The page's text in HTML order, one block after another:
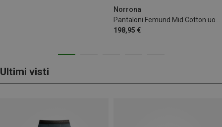
Norrona
198,95 €
Ultimi visti